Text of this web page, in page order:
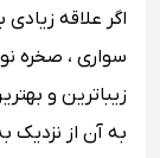
اگر علاقه
سواری ، صخره
زیباترین و
به آن از نزدیک